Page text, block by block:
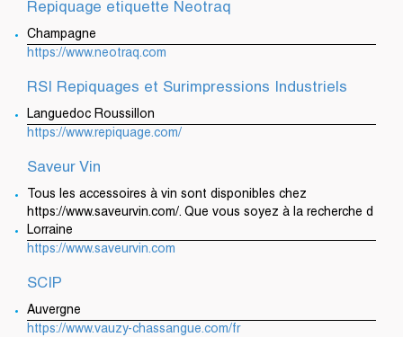
Repiquage etiquette Neotraq
Champagne
https://www.neotraq.com
RSI Repiquages et Surimpressions Industriels
Languedoc Roussillon
https://www.repiquage.com/
Saveur Vin
Tous les accessoires à vin sont disponibles chez
https://www.saveurvin.com/. Que vous soyez à la recherche d
Lorraine
https://www.saveurvin.com
SCIP
Auvergne
https://www.vauzy-chassangue.com/fr